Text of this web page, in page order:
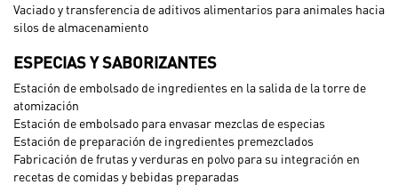
Vaciado y transferencia de aditivos alimentarios para animales hacia
silos de almacenamiento
ESPECIAS Y SABORIZANTES
Estación de embolsado de ingredientes en la salida de la torre de
atomización
Estación de embolsado para envasar mezclas de especias
Estación de preparación de ingredientes premezclados
Fabricación de frutas y verduras en polvo para su integración en
recetas de comidas y bebidas preparadas